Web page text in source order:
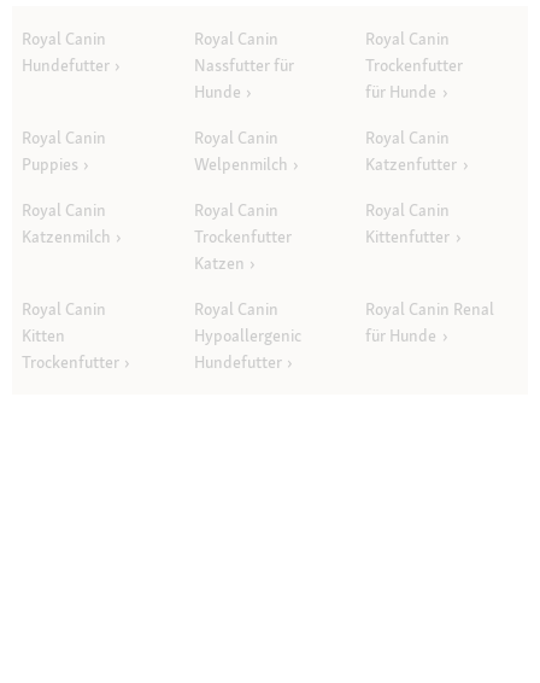
Royal Canin
Hundefutter
Royal Canin
Nassfutter für
Hunde
Royal Canin
Trockenfutter
für Hunde
Royal Canin
Puppies
Royal Canin
Welpenmilch
Royal Canin
Katzenfutter
Royal Canin
Katzenmilch
Royal Canin
Trockenfutter
Katzen
Royal Canin
Kittenfutter
Royal Canin
Kitten
Trockenfutter
Royal Canin
Hypoallergenic
Hundefutter
Royal Canin Renal
für Hunde